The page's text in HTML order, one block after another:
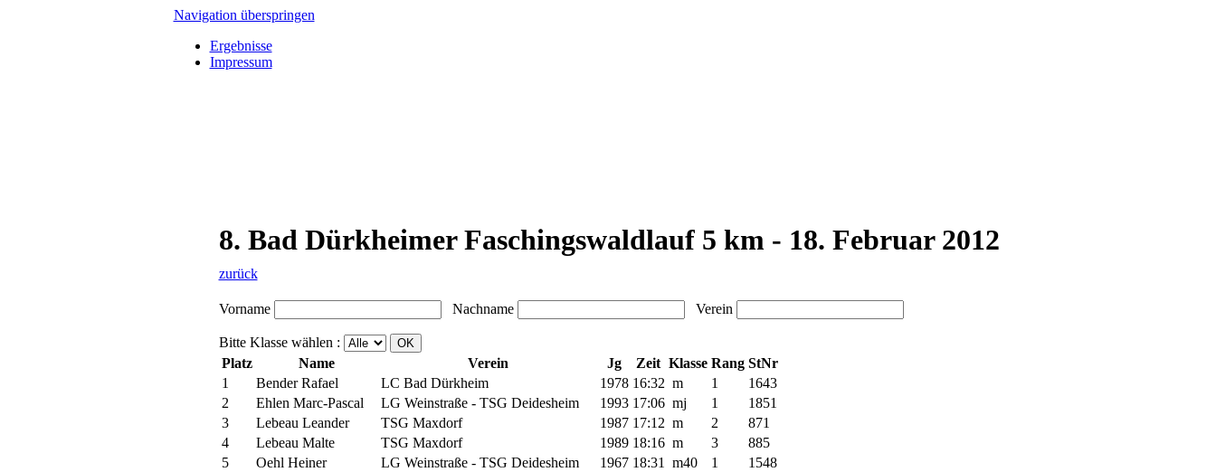
Navigation überspringen
Ergebnisse
Impressum
8. Bad Dürkheimer Faschingswaldlauf 5 km - 18. Februar 2012
zurück
Vorname Nachname Verein
Bitte Klasse wählen :
Platz
Name Verein Jg Zeit Klasse Rang StNr
1
Bender Rafael LC Bad Dürkheim 1978 16:32 m 1
1643
2
Ehlen Marc-Pascal LG Weinstraße - TSG Deidesheim 1993 17:06 mj 1
1851
3
Lebeau Leander TSG Maxdorf 1987 17:12 m 2
871
4
Lebeau Malte TSG Maxdorf 1989 18:16 m 3
885
5
Oehl Heiner LG Weinstraße - TSG Deidesheim 1967 18:31 m40 1
1548